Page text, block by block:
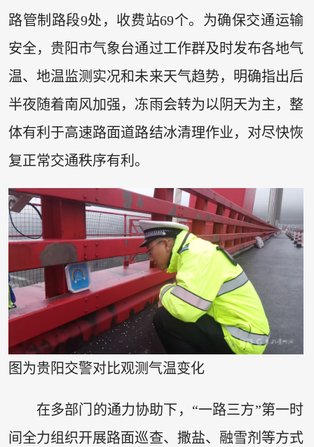
路管制路段9处，收费站69个。为确保交通运输
安全，贵阳市气象台通过工作群及时发布各地气
温、地温监测实况和未来天气趋势，明确指出后
半夜随着南风加强，冻雨会转为以阴天为主，整
体有利于高速路面道路结冰清理作业，对尽快恢
复正常交通秩序有利。
图为贵阳交警对比观测气温变化
在多部门的通力协助下，“一路三方”第一时
间全力组织开展路面巡查、撒盐、融雪剂等方式